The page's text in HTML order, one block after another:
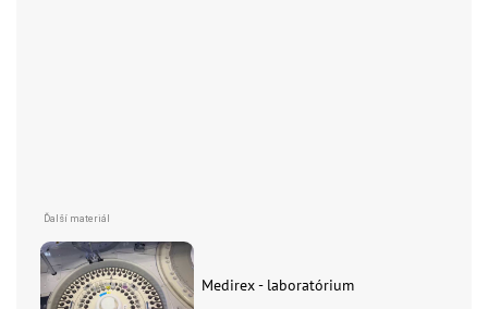
Medirex - laboratórium